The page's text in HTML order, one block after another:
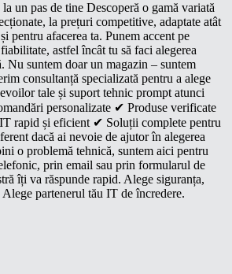
un pas de tine Descoperă o gamă variată
la prețuri competitive, adaptate atât
pentru afacerea ta. Punem accent pe
astfel încât tu să faci alegerea
Nu suntem doar un magazin – suntem
consultanță specializată pentru a alege
tale și suport tehnic prompt atunci
personalizate ✔ Produse verificate
rapid și eficient ✔ Soluții complete pentru
dacă ai nevoie de ajutor în alegerea
o problemă tehnică, suntem aici pentru
prin email sau prin formularul de
îți va răspunde rapid. Alege siguranța,
partenerul tău IT de încredere.